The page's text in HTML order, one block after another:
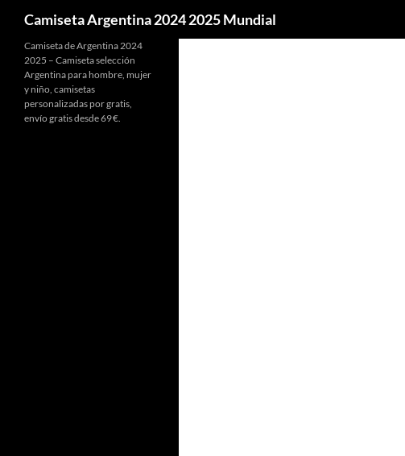
Camiseta Argentina 2024 2025 Mundial
Camiseta de Argentina 2024
2025 – Camiseta selección
Argentina para hombre, mujer
y niño, camisetas
personalizadas por gratis,
envío gratis desde 69 €.